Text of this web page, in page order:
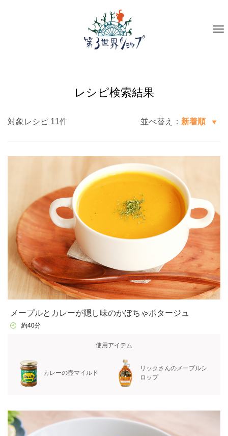
レシピ検索結果
対象レシピ 11件 並べ替え： 新着順
メープルとカレーが隠し味のかぼちゃポタージュ
約40分
使用アイテム
カレーの壺マイルド
リックさんのメープルシ
ロップ